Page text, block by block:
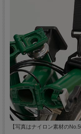
【写真はナイロン素材の